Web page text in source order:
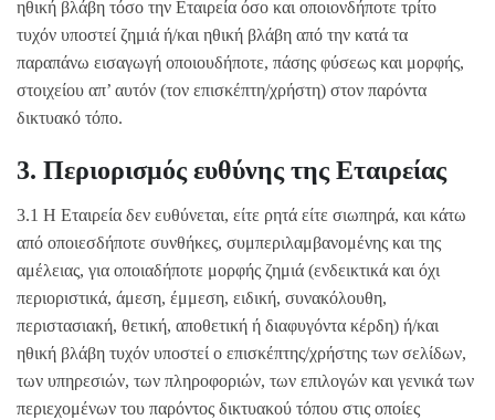
ηθική βλάβη τόσο την Εταιρεία όσο και οποιονδήποτε τρίτο
τυχόν υποστεί ζημιά ή/και ηθική βλάβη από την κατά τα
παραπάνω εισαγωγή οποιουδήποτε, πάσης φύσεως και μορφής,
στοιχείου απ’ αυτόν (τον επισκέπτη/χρήστη) στον παρόντα
δικτυακό τόπο.
3. Περιορισμός ευθύνης της Εταιρείας
3.1 Η Εταιρεία δεν ευθύνεται, είτε ρητά είτε σιωπηρά, και κάτω
από οποιεσδήποτε συνθήκες, συμπεριλαμβανομένης και της
αμέλειας, για οποιαδήποτε μορφής ζημιά (ενδεικτικά και όχι
περιοριστικά, άμεση, έμμεση, ειδική, συνακόλουθη,
περιστασιακή, θετική, αποθετική ή διαφυγόντα κέρδη) ή/και
ηθική βλάβη τυχόν υποστεί ο επισκέπτης/χρήστης των σελίδων,
των υπηρεσιών, των πληροφοριών, των επιλογών και γενικά των
περιεχομένων του παρόντος δικτυακού τόπου στις οποίες